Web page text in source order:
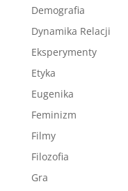
Demografia
Dynamika Relacji
Eksperymenty
Etyka
Eugenika
Feminizm
Filmy
Filozofia
Gra